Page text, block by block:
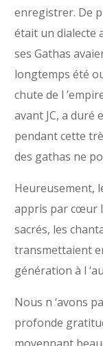
enregistrer. De
était un dialecte
ses Gathas
longtemps été
chute de l
avant JC, a duré
pendant cette
des gathas ne
Heureusement,
appris par cœur
sacrés, les
transmettaient
génération à l
Nous n ‘avons
profonde